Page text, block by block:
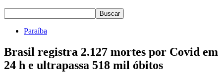
Paraíba
Brasil registra 2.127 mortes por Covid em
24 h e ultrapassa 518 mil óbitos